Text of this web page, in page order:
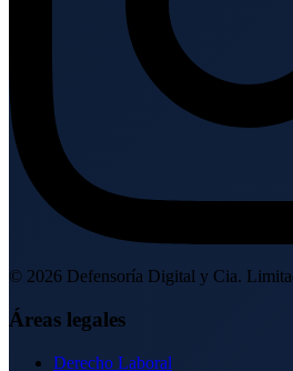
© 2026 Defensoría Digital y Cia.
Áreas legales
Derecho Laboral